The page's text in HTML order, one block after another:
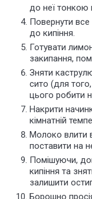
до неї тонкою
Повернути
до кипіння.
Готувати
закипання,
Зняти
сито (для
цього робити
Накрити
кімнатній
Молоко влити
поставити на
Помішуючи,
кипіння та
залишити
Борошно